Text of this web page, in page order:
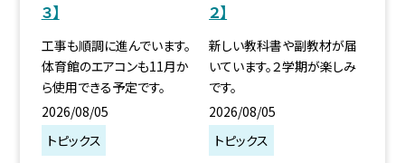
３】
工事も順調に進んでいます。
体育館のエアコンも11月か
ら使用できる予定です。
2026/08/05
トピックス
２】
新しい教科書や副教材が届
いています。２学期が楽しみ
です。
2026/08/05
トピックス